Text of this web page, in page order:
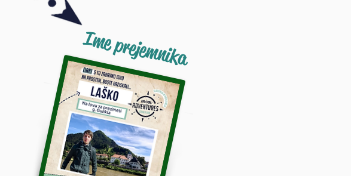
Ime prejemnika